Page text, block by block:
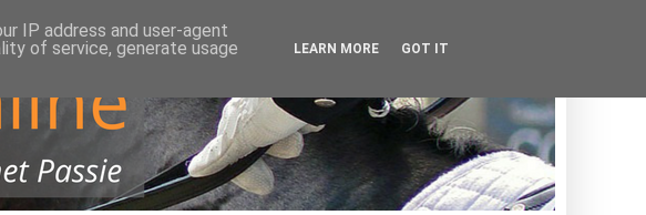
IP address and user-agent
of service, generate usage
LEARN MORE GOT IT